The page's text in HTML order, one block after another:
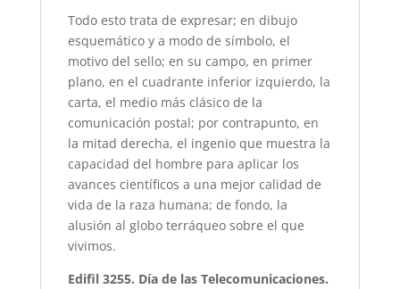
Todo esto trata de expresar; en dibujo
esquemático y a modo de símbolo, el
motivo del sello; en su campo, en primer
plano, en el cuadrante inferior izquierdo, la
carta, el medio más clásico de la
comunicación postal; por contrapunto, en
la mitad derecha, el ingenio que muestra la
capacidad del hombre para aplicar los
avances científicos a una mejor calidad de
vida de la raza humana; de fondo, la
alusión al globo terráqueo sobre el que
vivimos.
Edifil 3255. Día de las Telecomunicaciones.